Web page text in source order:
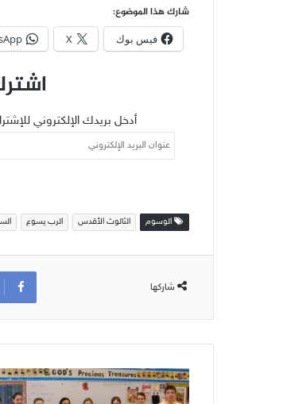
شارك هذا الموضوع:
فيس بوك X
أدخل بريدك الإلكتروني
عنوان
البريد
الوسوم الثالوث الأقدس الرب يسوع
شاركها